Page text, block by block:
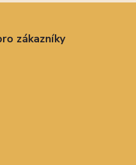
zákazníky